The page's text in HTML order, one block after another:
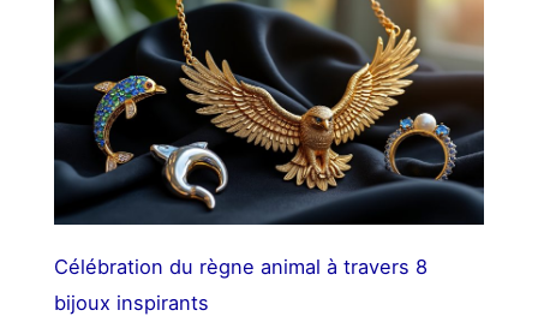
Célébration du règne animal à travers 8
bijoux inspirants